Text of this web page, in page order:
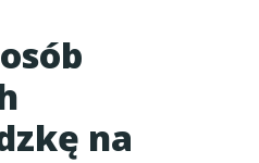
na